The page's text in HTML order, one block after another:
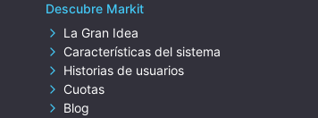
Descubre Markit
La Gran Idea
Características del sistema
Historias de usuarios
Cuotas
Blog